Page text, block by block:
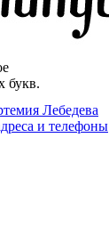
букв.
Лебедева
и телефоны